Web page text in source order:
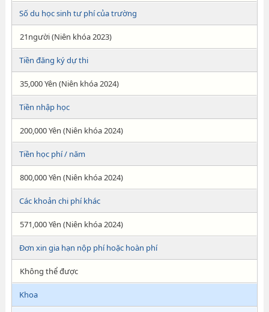
Số du học sinh tư phí của trường
21người (Niên khóa 2023)
Tiền đăng ký dự thi
35,000 Yên (Niên khóa 2024)
Tiền nhập học
200,000 Yên (Niên khóa 2024)
Tiền học phí / năm
800,000 Yên (Niên khóa 2024)
Các khoản chi phí khác
571,000 Yên (Niên khóa 2024)
Đơn xin gia hạn nộp phí hoặc hoàn phí
Không thể được
Khoa